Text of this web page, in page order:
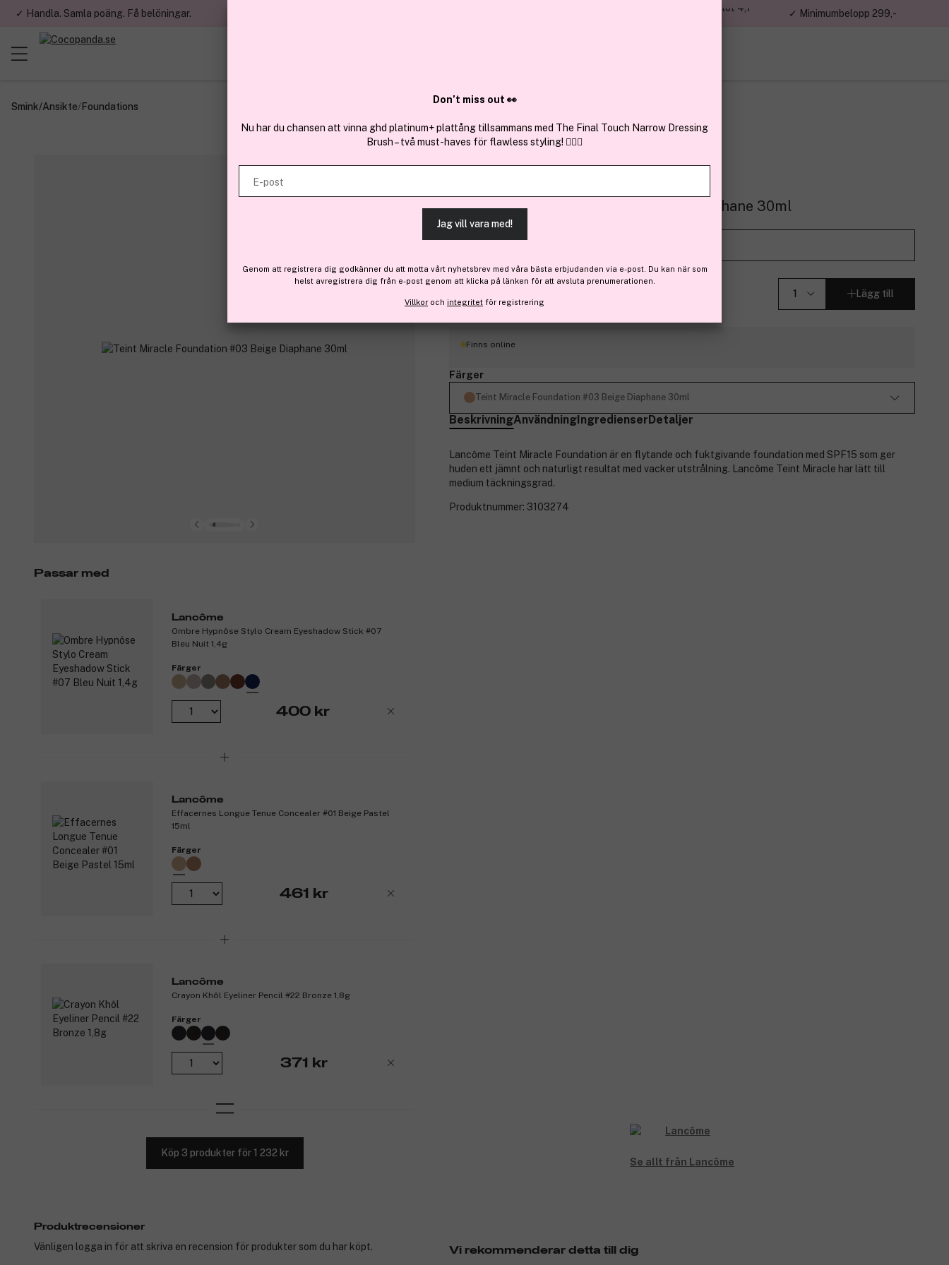
✓ Handla. Samla poäng. Få belöningar.
✓ Över 1,5 miljon kunder – Trustpilot 4,7
✓ Minimumbelopp 299,-
Smink/Ansikte/Foundations
Teint Miracle Foundation #03 Beige Diaphane 30ml
641 kr Lägg till
Finns online
Färger
Teint Miracle Foundation #03 Beige Diaphane 30ml
BeskrivningAnvändningIngredienserDetaljer
Lancôme Teint Miracle Foundation är en flytande och fuktgivande foundation med SPF15 som ger
huden ett jämnt och naturligt resultat med vacker utstrålning. Lancôme Teint Miracle har lätt till
medium täckningsgrad.
Produktnummer: 3103274
Passar med
Lancôme
Ombre Hypnôse Stylo Cream Eyeshadow Stick #07
Bleu Nuit 1,4g
Färger
400 kr
Lancôme
Effacernes Longue Tenue Concealer #01 Beige Pastel
15ml
Färger
461 kr
Lancôme
Crayon Khôl Eyeliner Pencil #22 Bronze 1,8g
Färger
371 kr
Köp 3 produkter för 1 232 kr
Se allt från Lancôme
Vi rekommenderar detta till dig
Produktrecensioner
Vänligen logga in för att skriva en recension för produkter som du har köpt.
Don’t miss out 👀
Nu har du chansen att vinna ghd platinum+ plattång tillsammans med The Final Touch Narrow Dressing
Brush – två must-haves för flawless styling! 💇‍♀️✨
E-post
Jag vill vara med!
Genom att registrera dig godkänner du att motta vårt nyhetsbrev med våra bästa erbjudanden via e-post. Du kan när som
helst avregistrera dig från e-post genom att klicka på länken för att avsluta prenumerationen.
Villkor och integritet för registrering